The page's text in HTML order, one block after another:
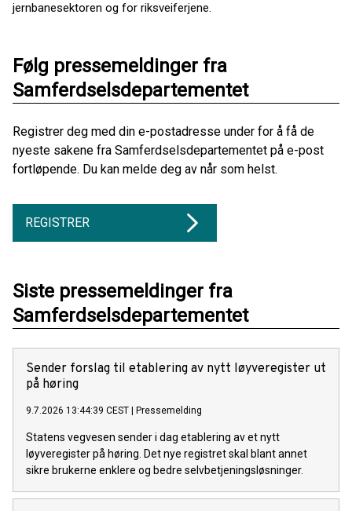
jernbanesektoren og for riksveiferjene.
Følg pressemeldinger fra
Samferdselsdepartementet
Registrer deg med din e-postadresse under for å få de
nyeste sakene fra Samferdselsdepartementet på e-post
fortløpende. Du kan melde deg av når som helst.
REGISTRER
Siste pressemeldinger fra
Samferdselsdepartementet
Sender forslag til etablering av nytt løyveregister ut
på høring
9.7.2026 13:44:39 CEST Pressemelding
Statens vegvesen sender i dag etablering av et nytt
løyveregister på høring. Det nye registret skal blant annet
sikre brukerne enklere og bedre selvbetjeningsløsninger.